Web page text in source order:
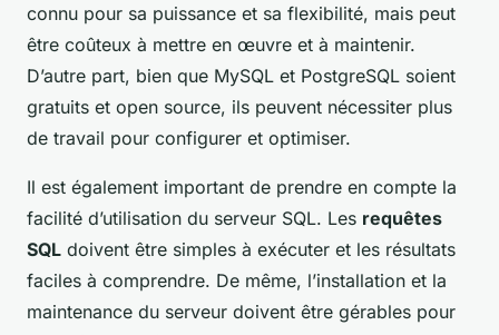
connu pour sa puissance et sa flexibilité, mais peut
être coûteux à mettre en œuvre et à maintenir.
D’autre part, bien que MySQL et PostgreSQL soient
gratuits et open source, ils peuvent nécessiter plus
de travail pour configurer et optimiser.
Il est également important de prendre en compte la
facilité d’utilisation du serveur SQL. Les requêtes
SQL doivent être simples à exécuter et les résultats
faciles à comprendre. De même, l’installation et la
maintenance du serveur doivent être gérables pour